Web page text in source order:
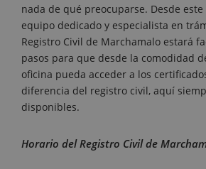
nada de qué preocuparse. Desde
equipo dedicado y especialista en
Registro Civil de Marchamalo estará
pasos para que desde la comodidad
oficina pueda acceder a los
diferencia del registro civil, aquí
disponibles.
Horario del Registro Civil de